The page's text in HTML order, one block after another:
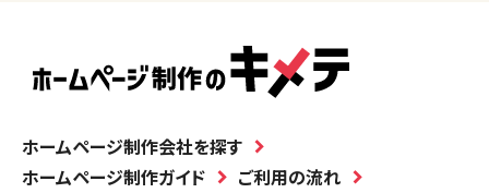
ホームページ制作会社を探す
ホームページ制作ガイド
ご利用の流れ